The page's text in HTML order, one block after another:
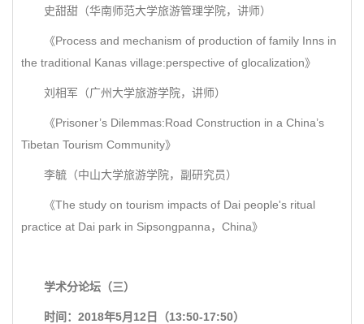
史甜甜（华南师范大学旅游管理学院，讲师）
《Process and mechanism of production of family Inns in
the traditional Kanas village:perspective of glocalization》
刘相军（广州大学旅游学院，讲师）
《Prisoner’s Dilemmas:Road Construction in a China’s
Tibetan Tourism Community》
李毓（中山大学旅游学院，副研究员）
《The study on tourism impacts of Dai people's ritual
practice at Dai park in Sipsongpanna，China》
学术分论坛（三）
时间：2018年5月12日（13:50-17:50）